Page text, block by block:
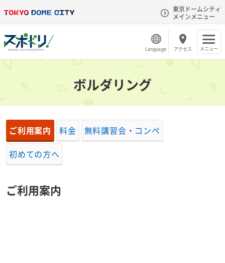
東京ドームシティ
メインメニュー
Language アクセス メニュー
ボルダリング
ご利用案内 料金
無料講習会・コンペ
初めての方へ
ご利用案内